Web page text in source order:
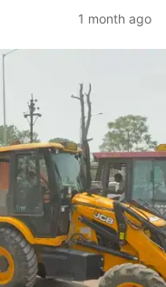
1 month ago